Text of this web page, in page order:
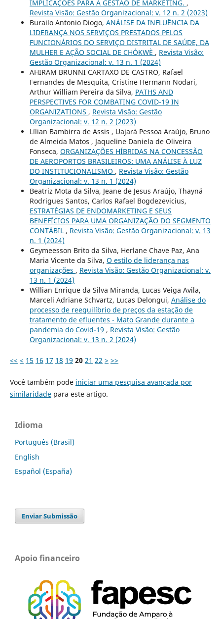
IMPLICAÇÕES PARA A GESTÃO DE MARKETING. ,
Revista Visão: Gestão Organizacional: v. 12 n. 2 (2023)
Burailo Antonio Diogo, ANÁLISE DA INFLUÊNCIA DA
LIDERANÇA NOS SERVIÇOS PRESTADOS PELOS
FUNCIONÁRIOS DO SERVIÇO DISTRITAL DE SAÚDE, DA
MULHER E AÇÃO SOCIAL DE CHÓKWÈ , Revista Visão:
Gestão Organizacional: v. 13 n. 1 (2024)
AHIRAM BRUNNI CARTAXO DE CASTRO, Rafael
Fernandes de Mesquita, Cristine Hermann Nodari,
Arthur William Pereira da Silva, PATHS AND
PERSPECTIVES FOR COMBATING COVID-19 IN
ORGANIZATIONS , Revista Visão: Gestão
Organizacional: v. 12 n. 2 (2023)
Lílian Bambirra de Assis , Uajará Pessoa Araújo, Bruno
de Almeida Matos , Jaqueline Daniela de Oliveira
Fonseca, ORGANIZAÇÕES HÍBRIDAS NA CONCESSÃO
DE AEROPORTOS BRASILEIROS: UMA ANÁLISE À LUZ
DO INSTITUCIONALISMO , Revista Visão: Gestão
Organizacional: v. 13 n. 1 (2024)
Beatriz Mota da Silva, Jeane de Jesus Araújo, Thayná
Rodrigues Santos, Carlos Rafael Bogdezevicius,
ESTRATÉGIAS DE ENDOMARKETING E SEUS
BENEFÍCIOS PARA UMA ORGANIZAÇÃO DO SEGMENTO
CONTÁBIL , Revista Visão: Gestão Organizacional: v. 13
n. 1 (2024)
Geymeesson Brito da Silva, Herlane Chave Paz, Ana
Maria Vicente da Silva, O estilo de liderança nas
organizações , Revista Visão: Gestão Organizacional: v.
13 n. 1 (2024)
Willian Enrique da Silva Miranda, Lucas Veiga Avila,
Marceli Adriane Schvartz, Lucas Delongui, Análise do
processo de reequilíbrio de preços da estação de
tratamento de efluentes - Mato Grande durante a
pandemia do Covid-19 , Revista Visão: Gestão
Organizacional: v. 13 n. 2 (2024)
<< < 15 16 17 18 19 20 21 22 > >>
Você também pode iniciar uma pesquisa avançada por
similaridadepara este artigo.
Idioma
Português (Brasil)
English
Español (España)
Enviar Submissão
Apoio financeiro